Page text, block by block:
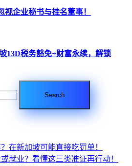
企业秘书与挂名董事！
13D税务豁免+财富永续，解锁
在新加坡可能直接吃罚单！
就业？看懂这三类准证再行动！